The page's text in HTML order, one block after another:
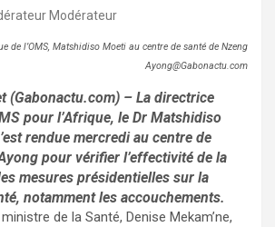
Modérateur
de l’OMS, Matshidiso Moeti au centre de santé de Nzeng
Ayong@Gabonactu.com
(Gabonactu.com) – La directrice
pour l’Afrique, le Dr Matshidiso
rendue mercredi au centre de
pour vérifier l’effectivité de la
mesures présidentielles sur la
notamment les accouchements.
de la Santé, Denise Mekam’ne,